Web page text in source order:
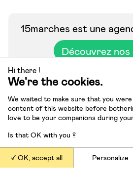
15marches est une
Découvrez
Découvrez notre
Suivre
Hi there !
We're the cookies.
We waited to make sure that you
content of this website before
love to be your companions during
Is that OK with you ?
OK, accept all Personalize